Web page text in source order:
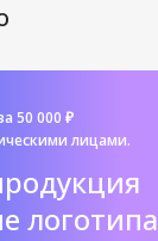
50 000 ₽
лицами.
логотипа